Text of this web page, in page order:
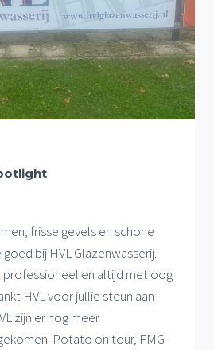
frisse gevels en schone
bij HVL Glazenwasserij.
professioneel en altijd met oog
HVL voor jullie steun aan
zijn er nog meer
Potato on tour, FMG